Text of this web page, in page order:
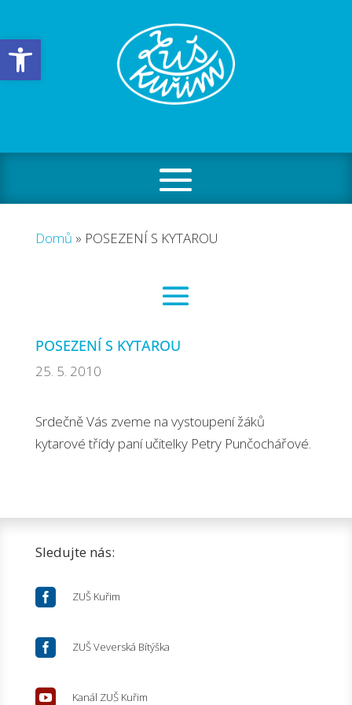
Open toolbar
Domů » POSEZENÍ S KYTAROU
POSEZENÍ S KYTAROU
25. 5. 2010
Srdečně Vás zveme na vystoupení žáků
kytarové třídy paní učitelky Petry Punčochářové.
Sledujte nás:
 ZUŠ Kuřim
 ZUŠ Veverská Bítýška
 Kanál ZUŠ Kuřim